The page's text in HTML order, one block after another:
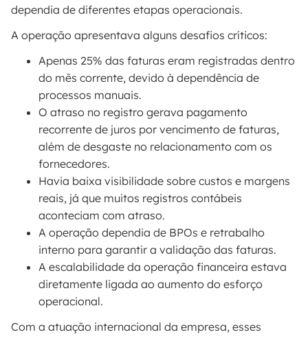
dependia de diferentes etapas operacionais.
A operação apresentava alguns desafios críticos:
Apenas 25% das faturas eram registradas dentro
do mês corrente, devido à dependência de
processos manuais.
O atraso no registro gerava pagamento
recorrente de juros por vencimento de faturas,
além de desgaste no relacionamento com os
fornecedores.
Havia baixa visibilidade sobre custos e margens
reais, já que muitos registros contábeis
aconteciam com atraso.
A operação dependia de BPOs e retrabalho
interno para garantir a validação das faturas.
A escalabilidade da operação financeira estava
diretamente ligada ao aumento do esforço
operacional.
Com a atuação internacional da empresa, esses